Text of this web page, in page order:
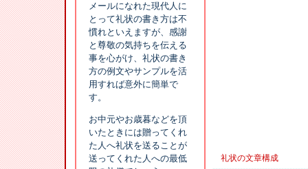
メールになれた現代人に
とって礼状の書き方は不
慣れといえますが、感謝
と尊敬の気持ちを伝える
事を心がけ、礼状の書き
方の例文やサンプルを活
用すれば意外に簡単で
す。
お中元やお歳暮などを頂
いたときには贈ってくれ
た人へ礼状を送ることが
送ってくれた人への最低
礼状の文章構成